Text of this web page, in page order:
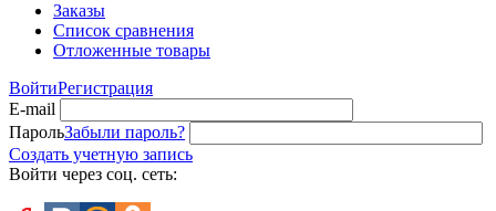
Заказы
Список сравнения
Отложенные товары
ВойтиРегистрация
E-mail
ПарольЗабыли пароль?
Создать учетную запись
Войти через соц. сеть: